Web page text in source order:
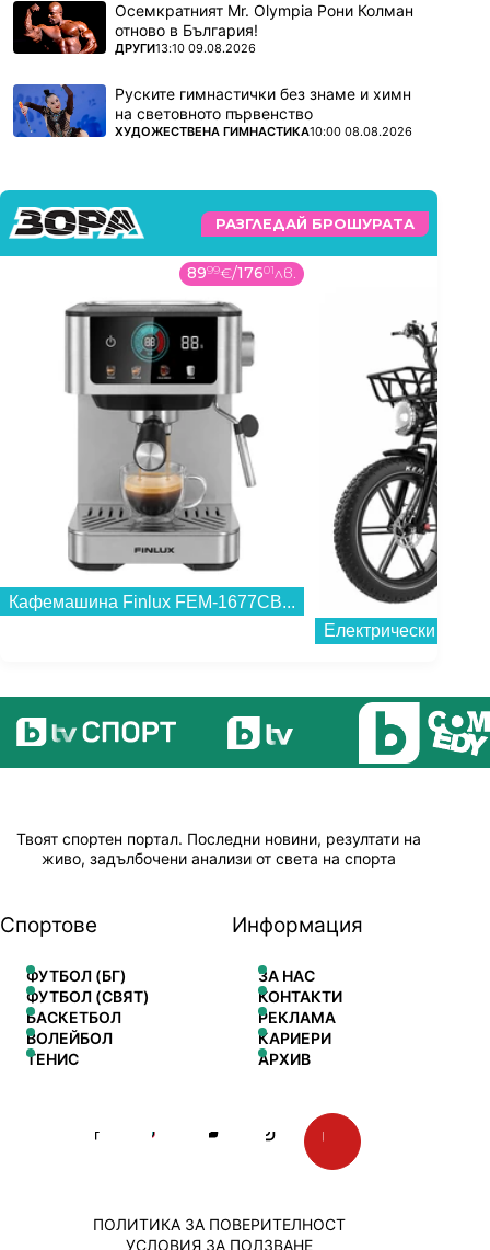
Осемкратният Mr. Olympia Рони Колман
отново в България!
ПОВЕЧЕ ОТ
ДРУГИ13:10 09.08.2026
Руските гимнастички без знаме и химн
на световното първенство
ПОВЕЧЕ ОТ
ХУДОЖЕСТВЕНА ГИМНАСТИКА10:00 08.08.2026
РАЗГЛЕДАЙ БРОШУРАТА
8999€/17601лв.
Кафемашина Finlux FEM-1677CB...
Твоят спортен портал. Последни новини, резултати на
живо, задълбочени анализи от света на спорта
Спортове
ФУТБОЛ (БГ)
ФУТБОЛ (СВЯТ)
БАСКЕТБОЛ
ВОЛЕЙБОЛ
ТЕНИС
Информация
ЗА НАС
КОНТАКТИ
РЕКЛАМА
КАРИЕРИ
АРХИВ
ПОЛИТИКА ЗА ПОВЕРИТЕЛНОСТ
УСЛОВИЯ ЗА ПОЛЗВАНЕ